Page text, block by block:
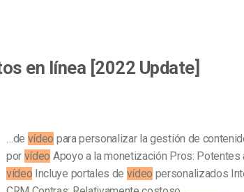
en línea [2022 Update]
…de vídeo para personalizar la gestión de
por vídeo Apoyo a la monetización Pros: Potentes
vídeo Incluye portales de vídeo personalizados